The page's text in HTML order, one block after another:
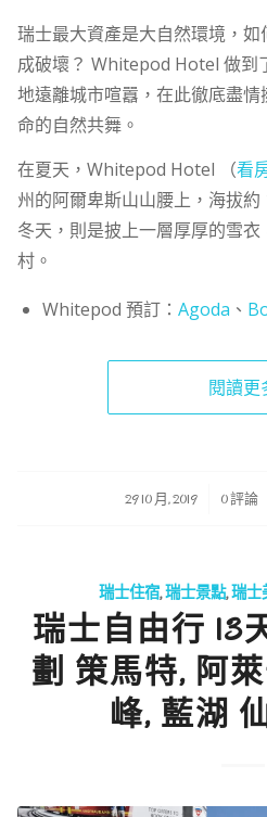
瑞士最大資產是大自然環境，
成破壞？ Whitepod Hotel 做到
地遠離城市喧囂，在此徹底盡
命的自然共舞。
在夏天，Whitepod Hotel （看
州的阿爾卑斯山山腰上，海拔
冬天，則是披上一層厚厚的雪
村。
Whitepod 預訂： Agoda 、
閱讀更
29 10 月, 2019
/ 0 評論
瑞士住宿,瑞士景點,瑞士
瑞士自由行 13
劃 策馬特, 阿
峰, 藍湖